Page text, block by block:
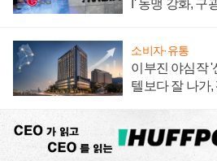
I' 동맹 강화, 구
소비자·유통
이부진 야심작 '
텔보다 잘 나가,